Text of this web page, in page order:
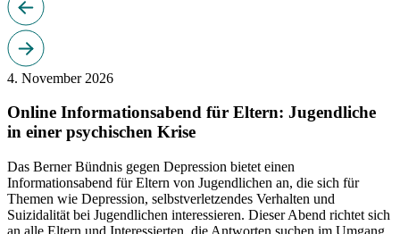
4. November 2026
Online Informationsabend für Eltern: Jugendliche
in einer psychischen Krise
Das Berner Bündnis gegen Depression bietet einen
Informationsabend für Eltern von Jugendlichen an, die sich für
Themen wie Depression, selbstverletzendes Verhalten und
Suizidalität bei Jugendlichen interessieren. Dieser Abend richtet sich